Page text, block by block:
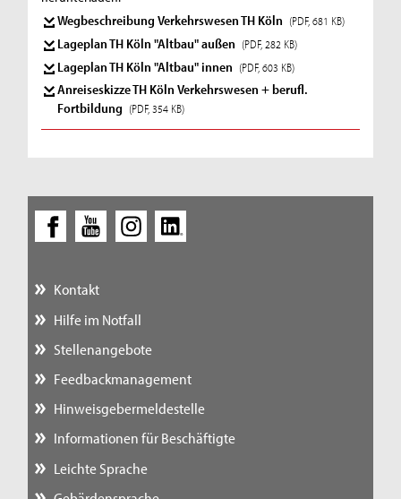
Wegbeschreibung Verkehrswesen TH Köln (PDF, 681 KB)
Lageplan TH Köln "Altbau" außen (PDF, 282 KB)
Lageplan TH Köln "Altbau" innen (PDF, 603 KB)
Anreiseskizze TH Köln Verkehrswesen + berufl.
Fortbildung (PDF, 354 KB)
Kontakt
Hilfe im Notfall
Stellenangebote
Feedbackmanagement
Hinweisgebermeldestelle
Informationen für Beschäftigte
Leichte Sprache